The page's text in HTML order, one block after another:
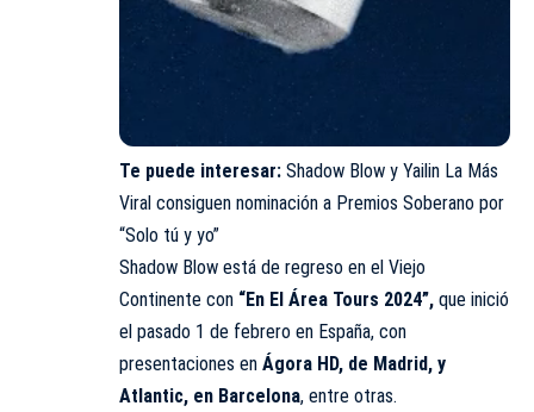
Te puede interesar: Shadow Blow y Yailin La Más
Viral consiguen nominación a Premios Soberano por
“Solo tú y yo”
Shadow Blow está de regreso en el Viejo
Continente con “En El Área Tours 2024”, que inició
el pasado 1 de febrero en España, con
presentaciones en Ágora HD, de Madrid, y
Atlantic, en Barcelona, entre otras.